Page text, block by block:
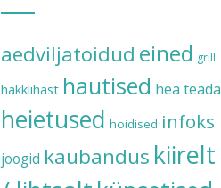
aedviljatoidud eined grill
hakklihast hautised hea teada
heietused hoidised infoks
joogid kaubandus kiirelt